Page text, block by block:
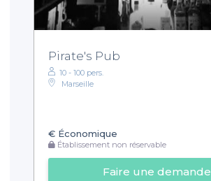
Pirate's Pub
10 - 100 pers.
Marseille
€ Économique
Établissement non réservable
Faire une demande